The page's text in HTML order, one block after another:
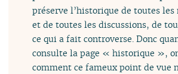
préserve l’historique de toutes
et de toutes les discussions, de
ce qui a fait controverse. Donc
consulte la page « historique »,
comment ce fameux point de vue